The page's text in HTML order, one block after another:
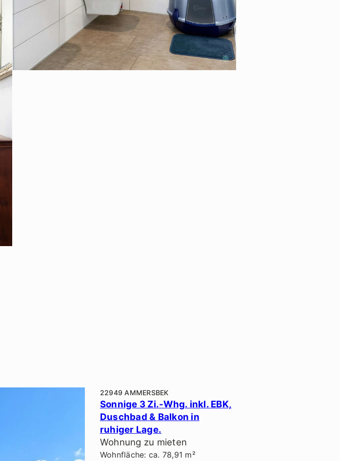
22949 AMMERSBEK
Sonnige 3 Zi.-Whg. inkl. EBK,
Duschbad & Balkon in
ruhiger Lage.
Wohnung zu mieten
Wohnfläche: ca. 78,91 m²